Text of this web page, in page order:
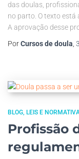
das doulas,
no parto. O texto está
A aprovação desse
PorCursos de doula,
BLOG LEIS E
Profissão